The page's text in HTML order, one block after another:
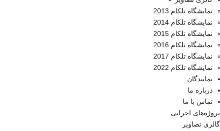
نمایشگاه تلکام 2013
نمایشگاه تلکام 2014
نمایشگاه تلکام 2015
نمایشگاه تلکام 2016
نمایشگاه تلکام 2017
نمایشگاه تلکام 2022
نمایندگان
درباره ما
تماس با ما
پروژه‌های اجرایی
گالری تصاویر